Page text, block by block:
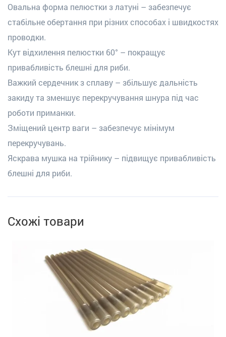
Овальна форма пелюстки з латуні – забезпечує
стабільне обертання при різних способах і швидкостях
проводки.
Кут відхилення пелюстки 60° – покращує
привабливість блешні для риби.
Важкий сердечник з сплаву – збільшує дальність
закиду та зменшує перекручування шнура під час
роботи приманки.
Зміщений центр ваги – забезпечує мінімум
перекручувань.
Яскрава мушка на трійнику – підвищує привабливість
блешні для риби.
Схожі товари